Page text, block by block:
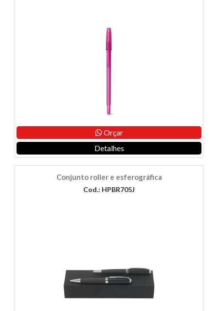
Orçar
Detalhes
Conjunto roller e esferográfica
Cod.: HPBR705J